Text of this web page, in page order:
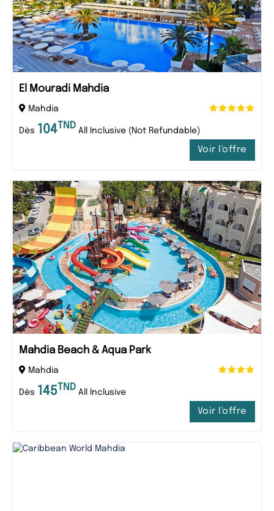
El Mouradi Mahdia
Mahdia
Dès 104 TND All Inclusive (Not Refundable)
Voir l'offre
Mahdia Beach & Aqua Park
Mahdia
Dès 145 TND All Inclusive
Voir l'offre